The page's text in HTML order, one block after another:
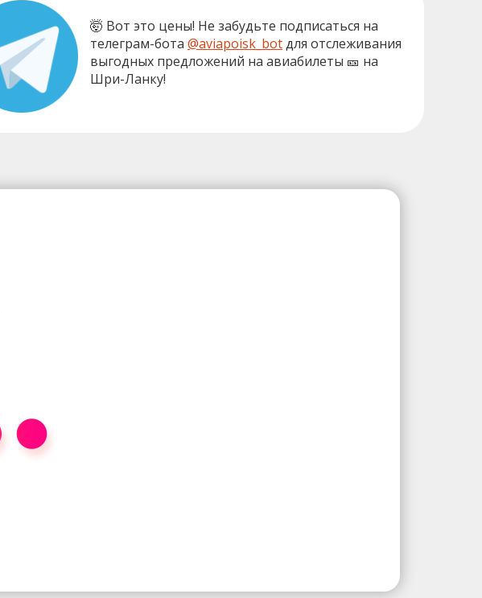
🤯 Вот это цены! Не забудьте подписаться на
телеграм-бота @aviapoisk_botдля отслеживания
выгодных предложений на авиабилеты 🎫 на
Шри-Ланку!